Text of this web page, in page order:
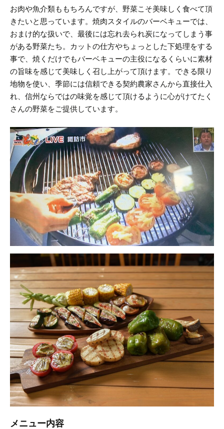
お肉や魚介類ももちろんですが、野菜こそ美味しく食べて頂
きたいと思っています。 焼肉スタイルのバーベキューでは、
おまけ的な扱いで、最後には忘れ去られ炭になってしまう事
がある野菜たち。
カットの仕方やちょっとした下処理をする
事で、焼くだけでもバーベキューの主役になるくらいに素材
の旨味を感じて美味しく召し上がって頂けます。 できる限り
地物を使い、季節には信頼できる契約農家さんから直接仕入
れ、信州ならではの味覚を感じて頂けるように心がけてたく
さんの野菜をご提供しています。
メニュー内容